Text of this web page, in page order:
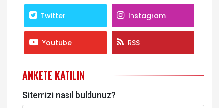
Twitter Instagram
Youtube RSS
ANKETE KATILIN
Sitemizi nasıl buldunuz?